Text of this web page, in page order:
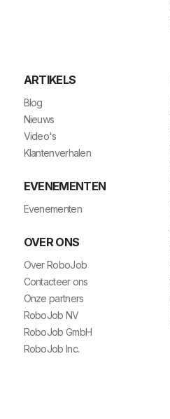
ARTIKELS
Blog
Nieuws
Video's
Klantenverhalen
EVENEMENTEN
Evenementen
OVER ONS
Over RoboJob
Contacteer ons
Onze partners
RoboJob NV
RoboJob GmbH
RoboJob Inc.